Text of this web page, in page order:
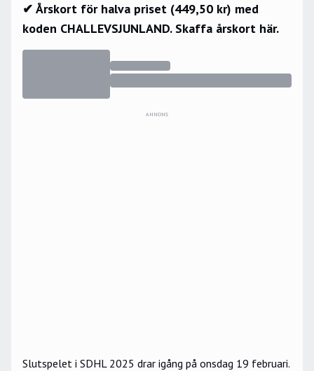
✔ Årskort för halva priset (449,50 kr) med
koden CHALLEVSJUNLAND. Skaffa årskort här.
ANNONS
Slutspelet i SDHL 2025 drar igång på onsdag 19 februari.